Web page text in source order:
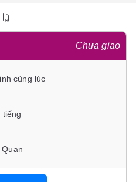
lý
Chưa giao
cùng lúc
tiếng